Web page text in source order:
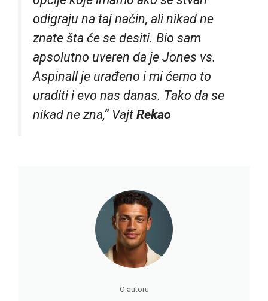
odigraju na taj način, ali nikad ne
znate šta će se desiti. Bio sam
apsolutno uveren da je Jones vs.
Aspinall je urađeno i mi ćemo to
uraditi i evo nas danas. Tako da se
nikad ne zna,“ Vajt Rekao
O autoru